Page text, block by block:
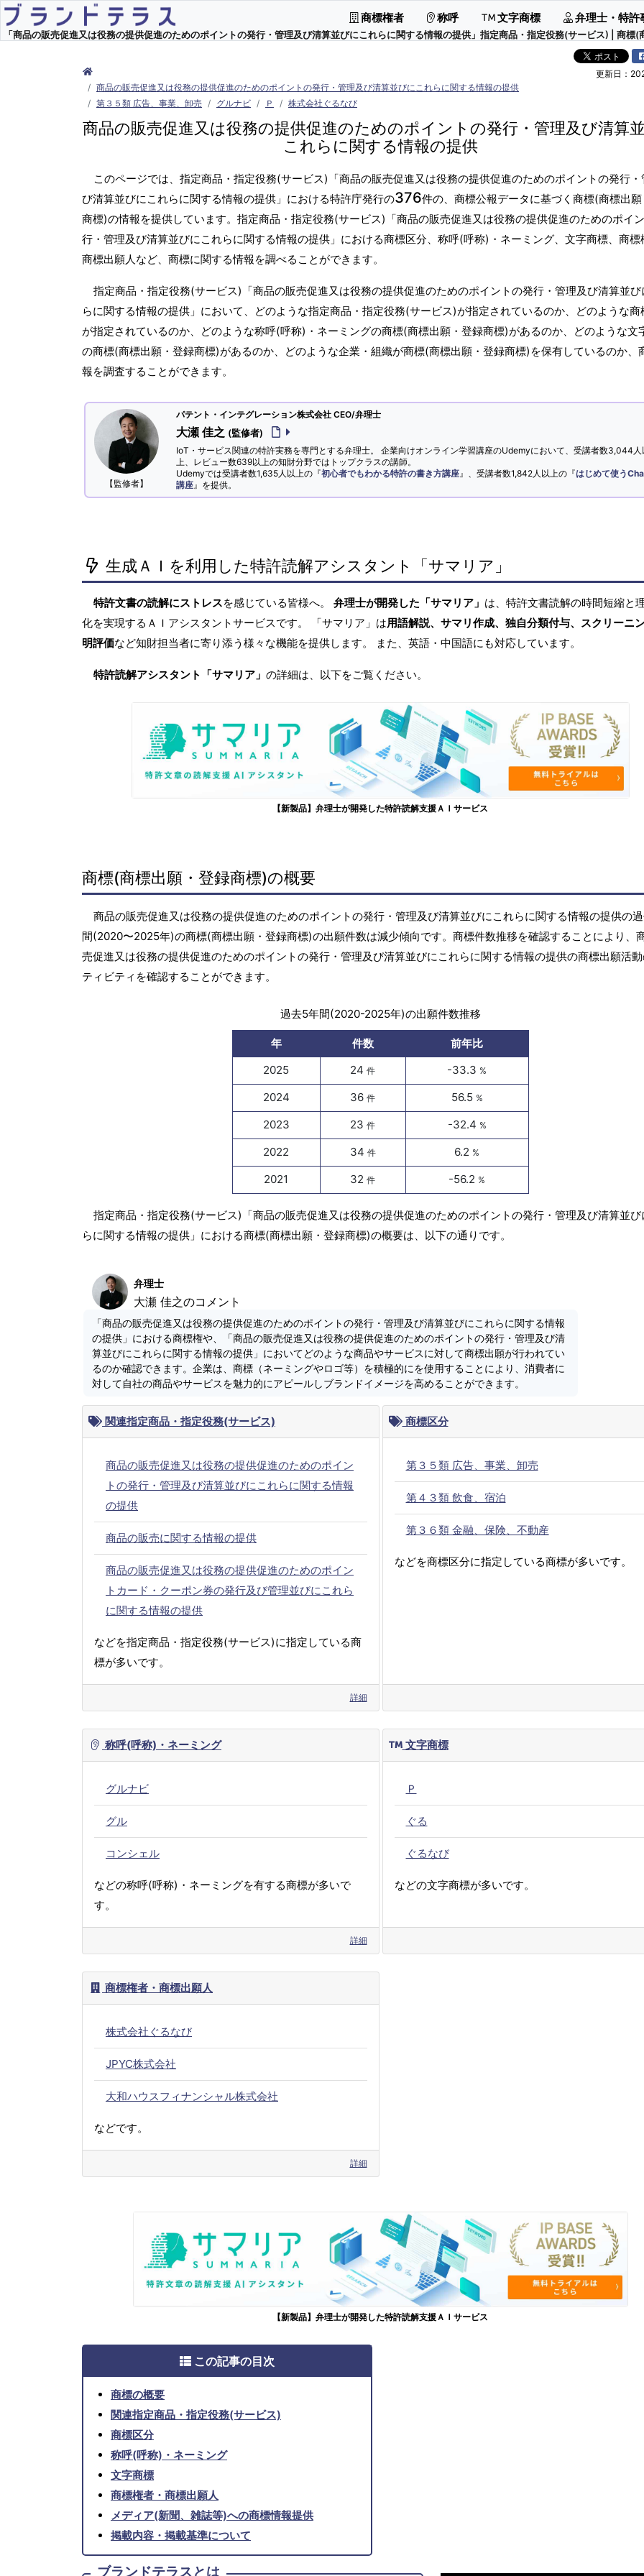
「商品の販売促進又は役務の提供促進のためのポイントの発行・管理及び清算並びにこれらに関する情報の提供」指定商品・指定役務(サービス) | 商標(
商標権者 称呼 文字商標 弁理士・特許
商品の販売促進又は役務の提供促進のためのポイントの発行・管理及び清算並びにこれらに関する情報の提供
第３５類 広告、事業、卸売
グルナビ Ｐ 株式会社ぐるなび
更新日：
商品の販売促進又は役務の提供促進のためのポイントの発行・管理及び清算
これらに関する情報の提供
このページでは、指定商品・指定役務(サービス)「商品の販売促進又は役務の提供促進のためのポイントの発行・
び清算並びにこれらに関する情報の提供」における特許庁発行の376件の、商標公報データに基づく商標(商標出
商標)の情報を提供しています。指定商品・指定役務(サービス)「商品の販売促進又は役務の提供促進のためのポイ
行・管理及び清算並びにこれらに関する情報の提供」における商標区分、称呼(呼称)・ネーミング、文字商標、商標
商標出願人など、商標に関する情報を調べることができます。
指定商品・指定役務(サービス)「商品の販売促進又は役務の提供促進のためのポイントの発行・管理及び清算並び
らに関する情報の提供」において、どのような指定商品・指定役務(サービス)が指定されているのか、どのような商
が指定されているのか、どのような称呼(呼称)・ネーミングの商標(商標出願・登録商標)があるのか、どのような文
の商標(商標出願・登録商標)があるのか、どのような企業・組織が商標(商標出願・登録商標)を保有しているのか、
報を調査することができます。
【監修者】
パテント・インテグレーション株式会社 CEO/弁理士
大瀬 佳之 (監修者)
IoT・サービス関連の特許実務を専門とする弁理士。 企業向けオンライン学習講座のUdemyにおいて、受講者数3,044人
上、レビュー数639以上の知財分野ではトップクラスの講師。
Udemyでは受講者数1,635人以上の『初心者でもわかる特許の書き方講座 』、受講者数1,842人以上の『はじめて使う
講座 』を提供。
生成ＡＩを利用した特許読解アシスタント「サマリア」
特許文書の読解にストレスを感じている皆様へ。 弁理士が開発した「サマリア」 は、特許文書読解の時間短縮と
化を実現するＡＩアシスタントサービスです。 「サマリア」は用語解説、サマリ作成、独自分類付与、スクリーニ
明評価など知財担当者に寄り添う様々な機能を提供します。 また、英語・中国語にも対応しています。
特許読解アシスタント「サマリア」 の詳細は、以下をご覧ください。
【新製品】弁理士が開発した特許読解支援ＡＩサービス
商標(商標出願・登録商標)の概要
商品の販売促進又は役務の提供促進のためのポイントの発行・管理及び清算並びにこれらに関する情報の提供の
間(2020〜2025年)の商標(商標出願・登録商標)の出願件数は減少傾向です。商標件数推移を確認することにより、
売促進又は役務の提供促進のためのポイントの発行・管理及び清算並びにこれらに関する情報の提供の商標出願活
ティビティを確認することができます。
過去5年間(2020-2025年)の出願件数推移
年 件数
前年比
2025
24件 -33.3 %
2024 36件 56.5 %
2023 23件 -32.4 %
2022 34 件 6.2 %
2021 32件 -56.2 %
指定商品・指定役務(サービス)「商品の販売促進又は役務の提供促進のためのポイントの発行・管理及び清算並び
らに関する情報の提供」における商標(商標出願・登録商標)の概要は、以下の通りです。
弁理士
大瀬 佳之のコメント
「商品の販売促進又は役務の提供促進のためのポイントの発行・管理及び清算並びにこれらに関する情報
の提供」における商標権や、「商品の販売促進又は役務の提供促進のためのポイントの発行・管理及び清
算並びにこれらに関する情報の提供」においてどのような商品やサービスに対して商標出願が行われてい
るのか確認できます。企業は、商標（ネーミングやロゴ等）を積極的にを使用することにより、消費者に
対して自社の商品やサービスを魅力的にアピールしブランドイメージを高めることができます。
関連指定商品・指定役務(サービス)
商品の販売促進又は役務の提供促進のためのポイン
トの発行・管理及び清算並びにこれらに関する情報
の提供
商品の販売に関する情報の提供
商品の販売促進又は役務の提供促進のためのポイン
トカード・クーポン券の発行及び管理並びにこれら
に関する情報の提供
などを指定商品・指定役務(サービス)に指定している商
標が多いです。
詳細
商標区分
第３５類 広告、事業、卸売
第４３類 飲食、宿泊
第３６類 金融、保険、不動産
などを商標区分に指定している商標が多いです。
称呼(呼称)・ネーミング
グルナビ
グル
コンシェル
などの称呼(呼称)・ネーミングを有する商標が多いで
す。
詳細
文字商標
Ｐ
ぐる
ぐるなび
などの文字商標が多いです。
商標権者・商標出願人
株式会社ぐるなび
JPYC株式会社
大和ハウスフィナンシャル株式会社
などです。
詳細
【新製品】弁理士が開発した特許読解支援ＡＩサービス
この記事の目次
商標の概要
関連指定商品・指定役務(サービス)
商標区分
称呼(呼称)・ネーミング
文字商標
商標権者・商標出願人
メディア(新聞、雑誌等)への商標情報提供
掲載内容・掲載基準について
ブランドテラスとは